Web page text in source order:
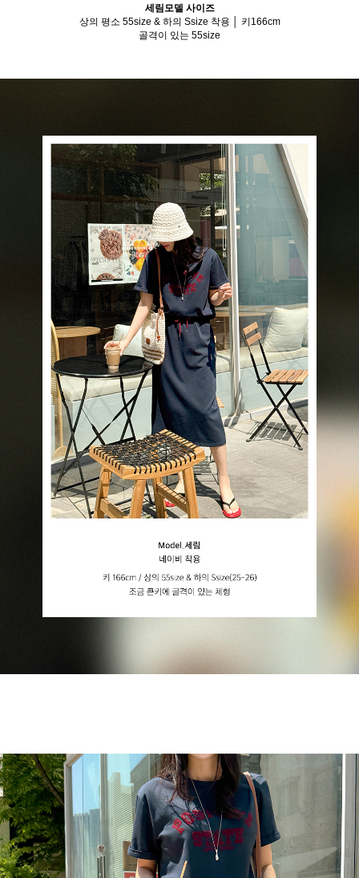
세림모델 사이즈
상의 평소 55size & 하의 Ssize 착용 │ 키166cm
골격이 있는 55size